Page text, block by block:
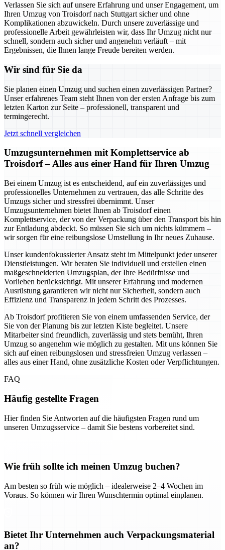
Verlassen Sie sich auf unsere Erfahrung und unser Engagement, um
Ihren Umzug von Troisdorf nach Stuttgart sicher und ohne
Komplikationen abzuwickeln. Durch unsere zuverlässige und
professionelle Arbeit gewährleisten wir, dass Ihr Umzug nicht nur
schnell, sondern auch sicher und angenehm verläuft – mit
Ergebnissen, die Ihnen lange Freude bereiten werden.
Wir sind für Sie da
Sie planen einen Umzug und suchen einen zuverlässigen Partner?
Unser erfahrenes Team steht Ihnen von der ersten Anfrage bis zum
letzten Karton zur Seite – professionell, transparent und
termingerecht.
Jetzt schnell vergleichen
Umzugsunternehmen mit Komplettservice ab
Troisdorf – Alles aus einer Hand für Ihren Umzug
Bei einem Umzug ist es entscheidend, auf ein zuverlässiges und
professionelles Unternehmen zu vertrauen, das alle Schritte des
Umzugs sicher und stressfrei übernimmt. Unser
Umzugsunternehmen bietet Ihnen ab Troisdorf einen
Komplettservice, der von der Verpackung über den Transport bis hin
zur Entladung abdeckt. So müssen Sie sich um nichts kümmern –
wir sorgen für eine reibungslose Umstellung in Ihr neues Zuhause.
Unser kundenfokussierter Ansatz steht im Mittelpunkt jeder unserer
Dienstleistungen. Wir beraten Sie individuell und erstellen einen
maßgeschneiderten Umzugsplan, der Ihre Bedürfnisse und
Vorlieben berücksichtigt. Mit unserer Erfahrung und modernen
Ausrüstung garantieren wir nicht nur Sicherheit, sondern auch
Effizienz und Transparenz in jedem Schritt des Prozesses.
Ab Troisdorf profitieren Sie von einem umfassenden Service, der
Sie von der Planung bis zur letzten Kiste begleitet. Unsere
Mitarbeiter sind freundlich, zuverlässig und stets bemüht, Ihren
Umzug so angenehm wie möglich zu gestalten. Mit uns können Sie
sich auf einen reibungslosen und stressfreien Umzug verlassen –
alles aus einer Hand, ohne zusätzliche Kosten oder Verpflichtungen.
FAQ
Häufig gestellte Fragen
Hier finden Sie Antworten auf die häufigsten Fragen rund um
unseren Umzugsservice – damit Sie bestens vorbereitet sind.
Wie früh sollte ich meinen Umzug buchen?
Am besten so früh wie möglich – idealerweise 2–4 Wochen im
Voraus. So können wir Ihren Wunschtermin optimal einplanen.
Bietet Ihr Unternehmen auch Verpackungsmaterial
an?